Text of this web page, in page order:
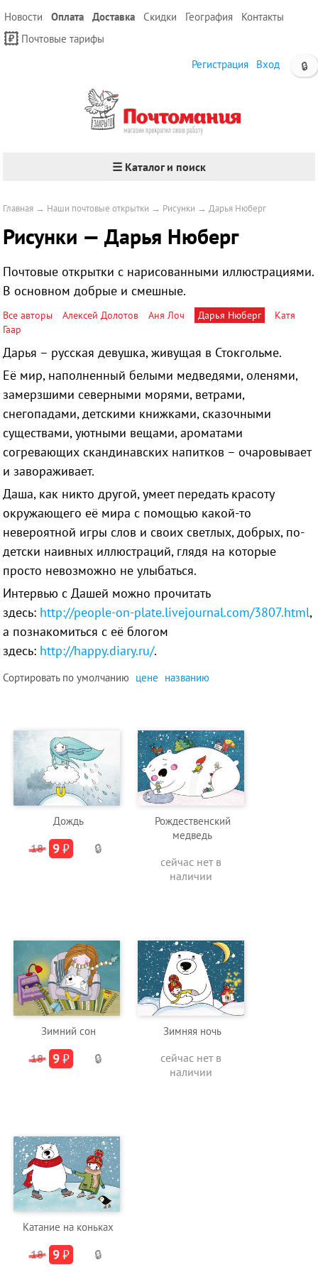
Новости Оплата Доставка Скидки География
Контакты
Почтовые тарифы
🔒
Регистрация Вход
☰ Каталог и поиск
Главная → Наши почтовые открытки → Рисунки →Дарья Нюберг
Рисунки — Дарья Нюберг
Почтовые открытки с нарисованными иллюстрациями.
В основном добрые и смешные.
Все авторы Алексей Долотов Аня Лоч Дарья Нюберг
Катя
Гаар
Дарья – русская девушка, живущая в Стокгольме.
Её мир, наполненный белыми медведями, оленями,
замерзшими северными морями, ветрами,
снегопадами, детскими книжками, сказочными
существами, уютными вещами, ароматами
согревающих скандинавских напитков – очаровывает
и завораживает.
Даша, как никто другой, умеет передать красоту
окружающего её мира с помощью какой-то
невероятной игры слов и своих светлых, добрых, по-
детски наивных иллюстраций, глядя на которые
просто невозможно не улыбаться.
Интервью с Дашей можно прочитать
здесь: http://people-on-plate.livejournal.com/3807.html,
а познакомиться с её блогом
здесь: http://happy.diary.ru/.
Сортировать поумолчанию цене названию
Дождь
18 9₽ 🔒
Рождественский
медведь
сейчас нет в
наличии
Зимний сон
18 9₽ 🔒
Зимняя ночь
сейчас нет в
наличии
Катание на коньках
18 9₽ 🔒